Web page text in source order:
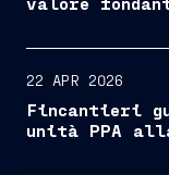
22 APR 2026
Fincantieri
unità PPA